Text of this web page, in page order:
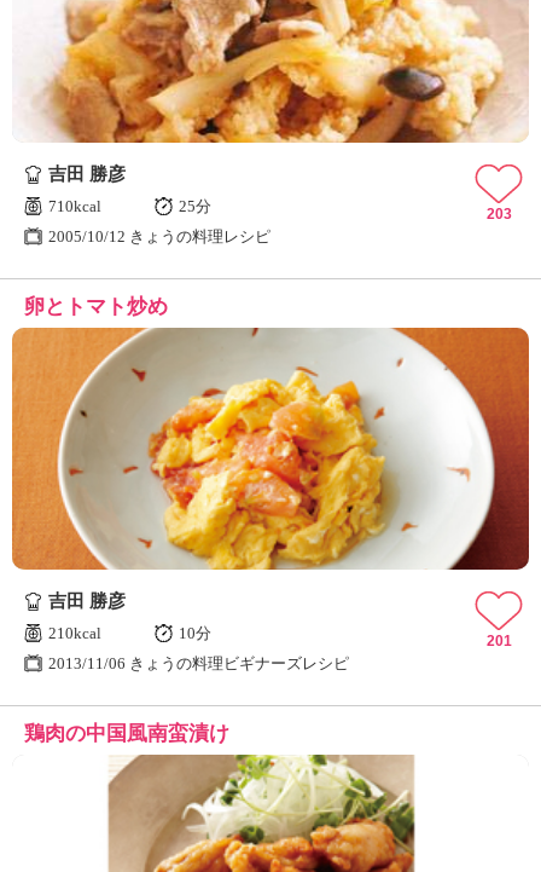
吉田 勝彦
710kcal
25分
2005/10/12 きょうの料理レシピ
203
卵とトマト炒め
吉田 勝彦
210kcal
10分
2013/11/06 きょうの料理ビギナーズレシピ
201
鶏肉の中国風南蛮漬け